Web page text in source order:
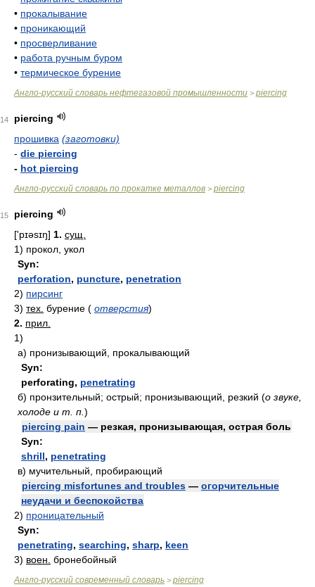
• прокалывание
• проникающий
• просверливание
• работа ручным буром
• термическое бурение
Англо-русский словарь нефтегазовой промышленности > piercing
14
piercing
прошивка (заготовки)
- die piercing
- hot piercing
Англо-русский словарь по прокатке металлов > piercing
15
piercing
['pɪəsɪŋ] 1. сущ.
1) прокол, укол
Syn:
perforation, puncture, penetration
2) пирсинг
3) тех. бурение ( отверстия)
2. прил.
1)
а) пронизывающий, прокалывающий
Syn:
perforating, penetrating
б) пронзительный; острый; пронизывающий, резкий (о звуке,
холоде и т. п. )
piercing pain — резкая, пронизывающая, острая боль
Syn:
shrill, penetrating
в) мучительный, пробирающий
piercing misfortunes and troubles — огорчительные
неудачи и беспокойства
2) проницательный
Syn:
penetrating, searching, sharp, keen
3) воен. бронебойный
Англо-русский современный словарь > piercing